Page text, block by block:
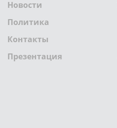
Новости
Политика
Контакты
Презентация